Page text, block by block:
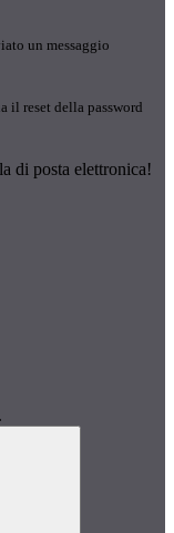
un messaggio
il reset della password
di posta elettronica!